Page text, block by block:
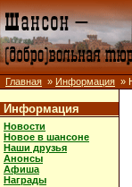
Главная » Информация »
Информация
Новости
Новое в шансоне
Наши друзья
Анонсы
Афиша
Награды